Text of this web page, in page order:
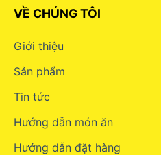
VỀ CHÚNG TÔI
Giới thiệu
Sản phẩm
Tin tức
Hướng dẫn món ăn
Hướng dẫn đặt hàng